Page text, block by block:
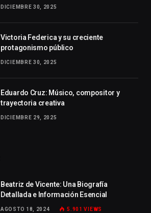
DICIEMBRE 30, 2025
Victoria Federica y su creciente
protagonismo público
DICIEMBRE 30, 2025
Eduardo Cruz: Músico, compositor y
trayectoria creativa
DICIEMBRE 29, 2025
Beatriz de Vicente: Una Biografía
Detallada e Información Esencial
AGOSTO 18, 2024 5.901VIEWS